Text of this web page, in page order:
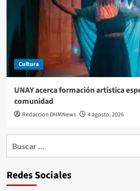
Cultura
UNAY acerca formación artística
comunidad
Redaccion DHMNews 4 agosto, 2026
Redes Sociales